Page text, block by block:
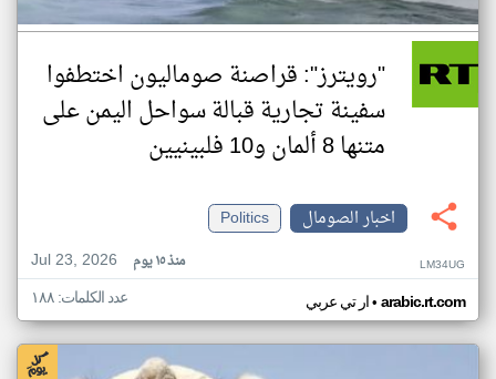
"رويترز": قراصنة صوماليون اختطفوا
سفينة تجارية قبالة سواحل اليمن على
متنها 8 ألمان و10 فلبينيين
اخبار الصومال
Politics
Jul 23, 2026
منذ ١٥ يوم LM34UG
ار تي عربي• arabic.rt.com عدد الكلمات: ١٨٨